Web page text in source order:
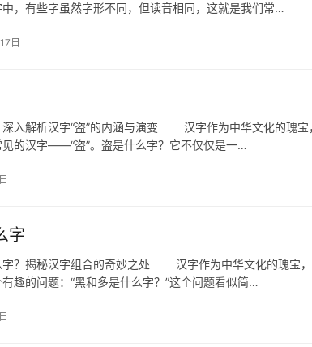
，有些字虽然字形不同，但读音相同，这就是我们常…
日
解析汉字“盗”的内涵与演变 汉字作为中华文化的瑰宝
见的汉字——“盗”。盗是什么字？它不仅仅是一…
字
揭秘汉字组合的奇妙之处 汉字作为中华文化的瑰宝，
趣的问题：“黑和多是什么字？”这个问题看似简…